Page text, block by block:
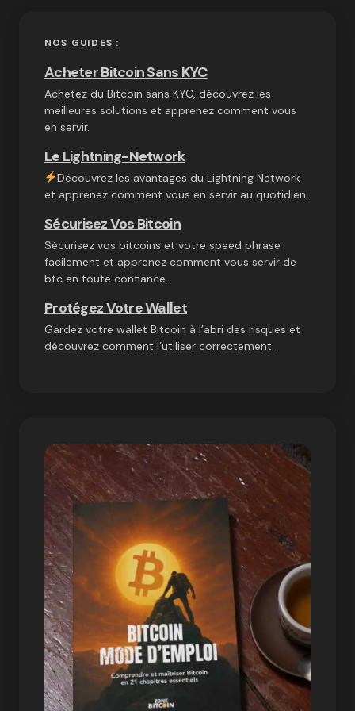
NOS GUIDES :
Acheter Bitcoin Sans KYC
Achetez du Bitcoin sans KYC, découvrez les
meilleures solutions et apprenez comment vous
en servir.
Le Lightning-Network
Découvrez les avantages du Lightning Network
et apprenez comment vous en servir au quotidien.
Sécurisez Vos Bitcoin
Sécurisez vos bitcoins et votre speed phrase
facilement et apprenez comment vous servir de
btc en toute confiance.
Protégez Votre Wallet
Gardez votre wallet Bitcoin à l’abri des risques et
découvrez comment l’utiliser correctement.